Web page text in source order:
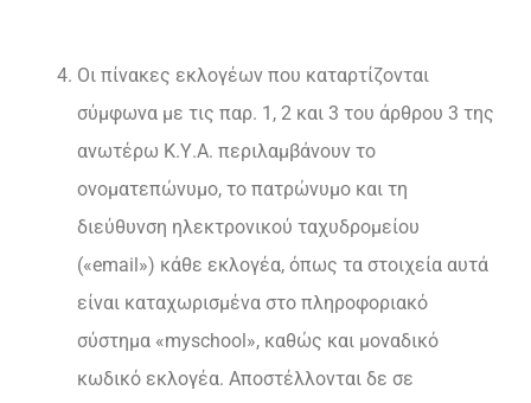
Οι πίνακες εκλογέων που καταρτίζονται
σύμφωνα με τις παρ. 1, 2 και 3 του άρθρου 3 της
ανωτέρω Κ.Υ.Α. περιλαμβάνουν το
ονοματεπώνυμο, το πατρώνυμο και τη
διεύθυνση ηλεκτρονικού ταχυδρομείου
(«email») κάθε εκλογέα, όπως τα στοιχεία αυτά
είναι καταχωρισμένα στο πληροφοριακό
σύστημα «myschool», καθώς και μοναδικό
κωδικό εκλογέα. Αποστέλλονται δε σε